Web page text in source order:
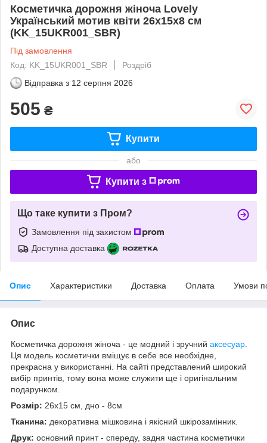
Косметичка дорожня жіноча Lovely
Український мотив квіти 26x15x8 см
(KK_15UKR001_SBR)
Під замовлення
Код: KK_15UKR001_SBR
Роздріб
Відправка з 12 серпня 2026
505 ₴
Купити
або
Купити з
Що таке купити з Пром?
Замовлення під захистом
Доступна доставка
Опис Характеристики Доставка Оплата Умови
Опис
Косметичка дорожня жіноча - це модний і зручний аксесуар
Ця модель косметички вміщує в себе все необхідне,
прекрасна у використанні. На сайті представлений широкий
вибір принтів, тому вона може служити ще і оригінальним
подарунком.
Розмір: 26х15 см, дно - 8см
Тканина: декоративна мішковина і якісний шкірозамінник.
Друк: основний принт - спереду, задня частина косметички